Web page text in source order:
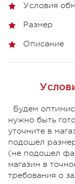
Условия
Размер
Описание
Будем
нужно быть
уточните в
подошел
(не подошел
магазин в
требования о